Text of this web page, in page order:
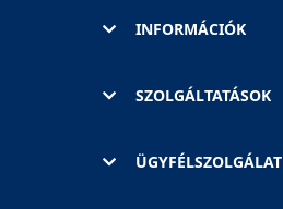
INFORMÁCIÓK
SZOLGÁLTATÁSOK
ÜGYFÉLSZOLGÁLAT